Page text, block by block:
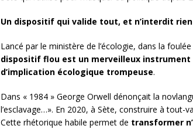
Un dispositif qui valide tout, et n’interdit rien
Lancé par le ministère de l’écologie, dans la
dispositif flou est un merveilleux instrument
d’implication écologique trompeuse.
Dans « 1984 » George Orwell dénonçait la
l’esclavage…». En 2020, à Sète, construire à tout-
Cette rhétorique habile permet de transformer